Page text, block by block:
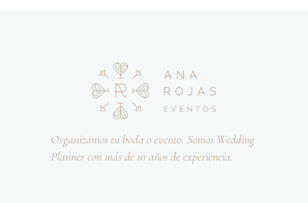
Organizamos tu boda o evento. Somos Wedding
Planner con más de 10 años de experiencia.